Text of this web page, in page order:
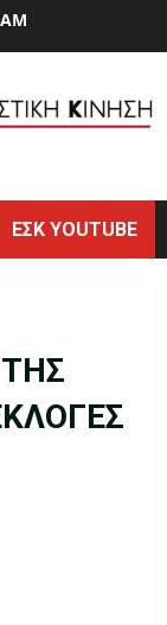
ΕΣΚ YOUTUBE